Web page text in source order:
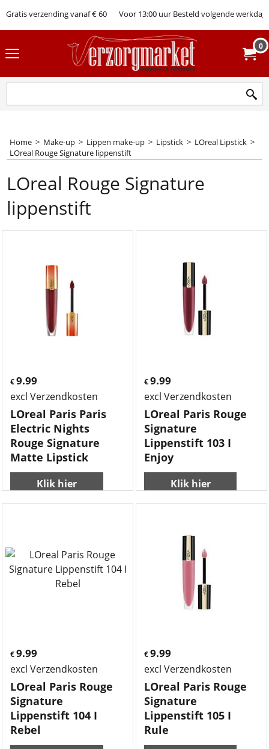
Gratis verzending vanaf € 60 Voor 13:00 uur Besteld volgende werkdag
0
Home > Make-up > Lippen make-up > Lipstick > LOreal Lipstick >
LOreal Rouge Signature lippenstift
LOreal Rouge Signature
lippenstift
€ 9.99
excl Verzendkosten
LOreal Paris Paris
Electric Nights
Rouge Signature
Matte Lipstick
Klik hier
€9.99
excl Verzendkosten
LOreal Paris Rouge
Signature
Lippenstift 103 I
Enjoy
Klik hier
€ 9.99
excl Verzendkosten
LOreal Paris Rouge
Signature
Lippenstift 104 I
Rebel
€9.99
excl Verzendkosten
LOreal Paris Rouge
Signature
Lippenstift 105 I
Rule